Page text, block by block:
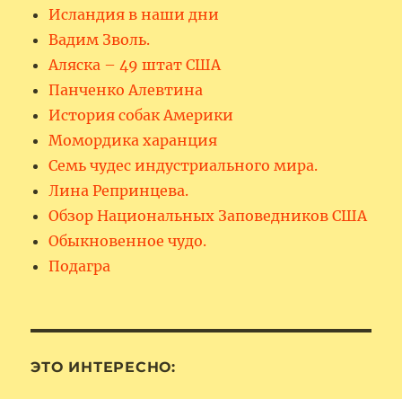
Исландия в наши дни
Вадим Зволь.
Аляска – 49 штат США
Панченко Алевтина
История собак Америки
Момордика харанция
Семь чудес индустриального мира.
Лина Репринцева.
Обзор Национальных Заповедников США
Обыкновенное чудо.
Подагра
ЭТО ИНТЕРЕСНО: